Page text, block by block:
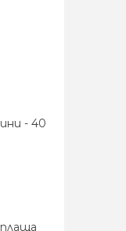
- 40